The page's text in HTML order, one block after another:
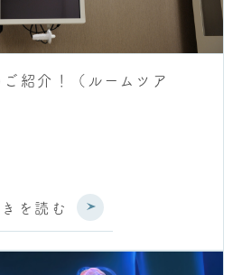
紹介！（ルームツア
を読む